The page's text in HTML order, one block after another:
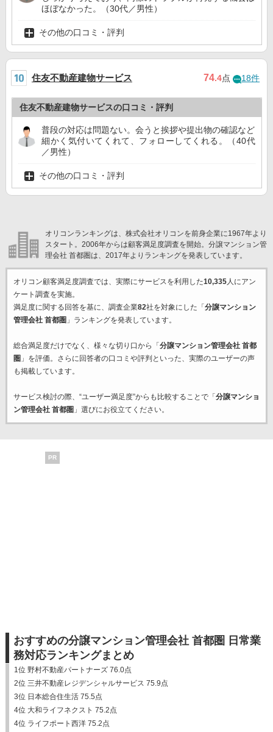
ほぼなかった。（30代／男性）
その他の口コミ・評判
住友不動産建物サービス 74.4点 18件
住友不動産建物サービスの口コミ・評判
普段の対応は問題ない。会うと挨拶や提出物の確認など
細かく気付いてくれて、フォローしてくれる。（40代
／男性）
その他の口コミ・評判
オリコンランキングは、株式会社オリコンを前身企業に1967年より
スタート。2006年からは顧客満足度調査を開始。分譲マンション管
理会社 首都圏は、2017年よりランキングを発表しています。
オリコン顧客満足度調査では、実際にサービスを利用した10,335人にアン
ケート調査を実施。
満足度に関する回答を基に、調査企業82社を対象にした「 分譲マンション
管理会社 首都圏 」ランキングを発表しています。
総合満足度だけでなく、様々な切り口から「 分譲マンション管理会社 首都
圏 」を評価。さらに回答者の口コミや評判といった、実際のユーザーの声
も掲載しています。
サービス検討の際、“ユーザー満足度”からも比較することで「 分譲マンショ
ン管理会社 首都圏 」選びにお役立てください。
PR
おすすめの分譲マンション管理会社 首都圏 日常業
務対応ランキングまとめ
1位 野村不動産パートナーズ 76.0点
2位 三井不動産レジデンシャルサービス 75.9点
3位 日本総合住生活 75.5点
4位 大和ライフネクスト 75.2点
4位 ライフポート西洋 75.2点